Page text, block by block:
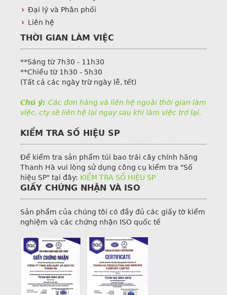
Đại lý và Phân phối
Liên hệ
THỜI GIAN LÀM VIỆC
**Sáng từ 7h30 - 11h30
**Chiều từ 1h30 - 5h30
(Tất cả các ngày trừ ngày lễ, tết)
Chú ý: Các đơn hàng và liên hệ ngoài thời gian làm
việc, cty sẽ liên hệ lại ngay sau khi làm việc trở lại.
KIỂM TRA SỐ HIỆU SP
Để kiểm tra sản phẩm túi bao trái cây chính hãng
Thanh Hà vui lòng sử dụng công cụ kiểm tra "Số
hiệu SP" tại đây: KIỂM TRA SỐ HIỆU SP
GIẤY CHỨNG NHẬN VÀ ISO
Sản phẩm của chúng tôi có đầy đủ các giấy tờ kiểm
nghiệm và các chứng nhận ISO quốc tế